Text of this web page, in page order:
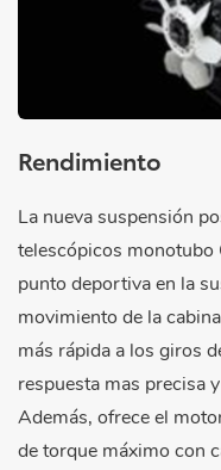
Rendimiento
La nueva suspensión
telescópicos monotubo
punto deportiva en la
movimiento de la
más rápida a los giros
respuesta mas precisa
Además, ofrece el
de torque máximo con